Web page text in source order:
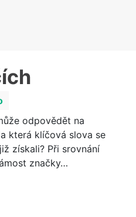
odpovědět na
která klíčová slova se
získali? Při srovnání
značky…